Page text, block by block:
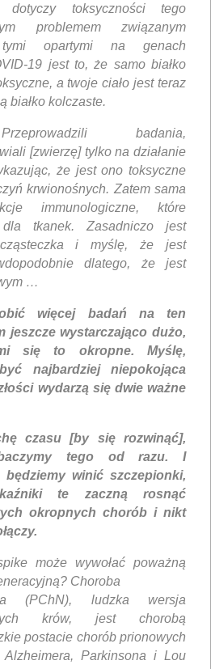
dotyczy toksyczności tego
problemem związanym
opartymi na genach
19 jest to, że samo białko
a twoje ciało jest teraz
białko kolczaste.
badania,
[zwierzę] tylko na działanie
że jest ono toksyczne
krwionośnych. Zatem sama
immunologiczne, które
tkanek. Zasadniczo jest
i myślę, że jest
dlatego, że jest
…
więcej badań na ten
jeszcze wystarczająco dużo,
się to okropne. Myślę,
najbardziej niepokojąca
wydarzą się dwie ważne
czasu [by się rozwinąć],
tego od razu. I
winić szczepionki,
te zaczną rosnąć
okropnych chorób i nikt
może wywołać poważną
Choroba
(PChN), ludzka wersja
krów, jest chorobą
postacie chorób prionowych
Alzheimera, Parkinsona i Lou